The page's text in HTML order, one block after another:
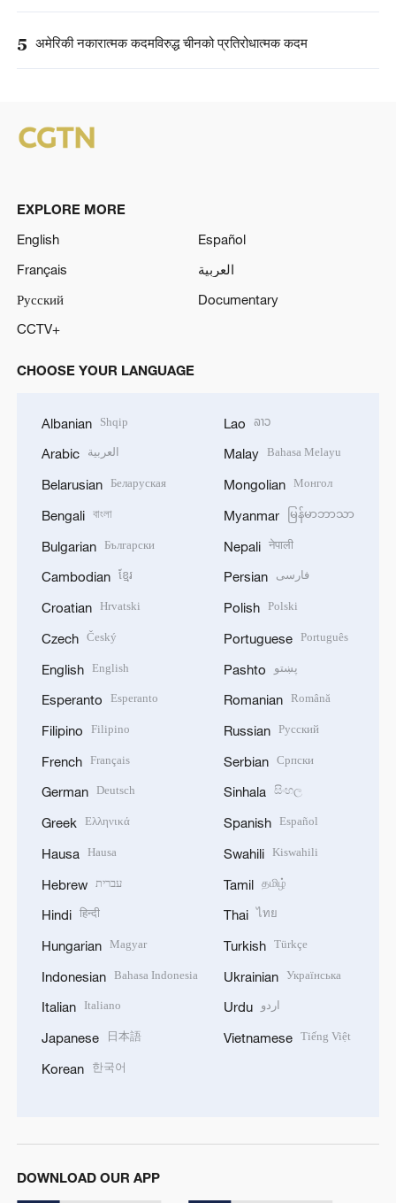
5 अमेरिकी नकारात्मक कदमविरुद्ध चीनको प्रतिरोधात्मक कदम
EXPLORE MORE
English
Español
Français
العربية
Русский
Documentary
CCTV+
CHOOSE YOUR LANGUAGE
Albanian Shqip
Arabic العربية
Belarusian Беларуская
Bengali বাংলা
Bulgarian Български
Cambodian ខ្មែរ
Croatian Hrvatski
Czech Český
English English
Esperanto Esperanto
Filipino Filipino
French Français
German Deutsch
Greek Ελληνικά
Hausa Hausa
Hebrew עברית
Hindi हिन्दी
Hungarian Magyar
Indonesian Bahasa Indonesia
Italian Italiano
Japanese 日本語
Korean 한국어
Lao ລາວ
Malay Bahasa Melayu
Mongolian Монгол
Myanmar မြန်မာဘာသာ
Nepali नेपाली
Persian فارسی
Polish Polski
Portuguese Português
Pashto پښتو
Romanian Română
Russian Русский
Serbian Српски
Sinhala සිංහල
Spanish Español
Swahili Kiswahili
Tamil தமிழ்
Thai ไทย
Turkish Türkçe
Ukrainian Українська
Urdu اردو
Vietnamese Tiếng Việt
DOWNLOAD OUR APP